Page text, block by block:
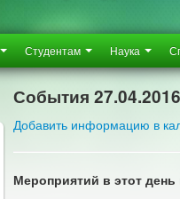
Студентам Наука
События 27.04.2016
Добавить информацию в
Мероприятий в этот день